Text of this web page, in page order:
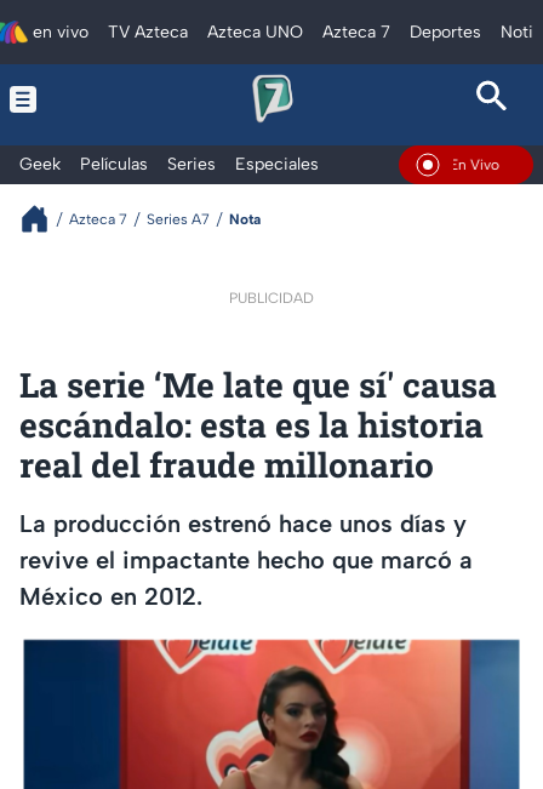
en vivo TV Azteca Azteca UNO Azteca 7 Deportes
Geek Películas Series Especiales En Vivo
Azteca 7 Series A7 Nota
PUBLICIDAD
La serie ‘Me late que sí' causa
escándalo: esta es la historia
real del fraude millonario
La producción estrenó hace unos días y
revive el impactante hecho que marcó a
México en 2012.